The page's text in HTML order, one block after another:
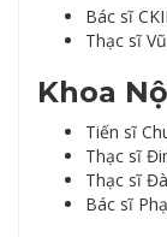
Bác sĩ
Thạc sĩ
Khoa
Tiến sĩ
Thạc sĩ
Thạc sĩ
Bác sĩ